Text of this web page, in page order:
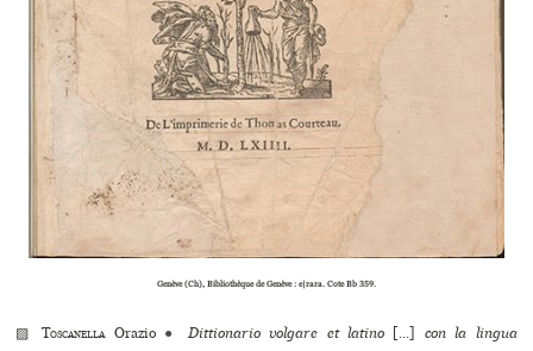
Genève (Ch), Bibliothèque de Genève : e|rara. Cote Bb 359.
▨ToscanellaOrazio ● Dittionario volgare et latino [...] con la lingua